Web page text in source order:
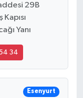
29B
Yanı
34
Esenyurt